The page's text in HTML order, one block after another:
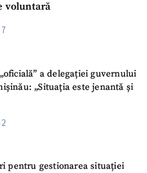
voluntară
a delegației guvernului
„Situația este jenantă și
pentru gestionarea situației